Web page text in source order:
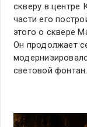
скверу в центре
части его
этого о сквере
Он продолжает
световой фонтан.